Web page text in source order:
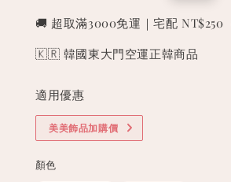
🚚 超取滿3000免運｜宅配 NT$250
🇰🇷 韓國東大門空運正韓商品
適用優惠
美美飾品加購價
顏色